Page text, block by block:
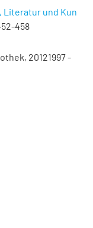
Literatur und Kun
458
20121997 -